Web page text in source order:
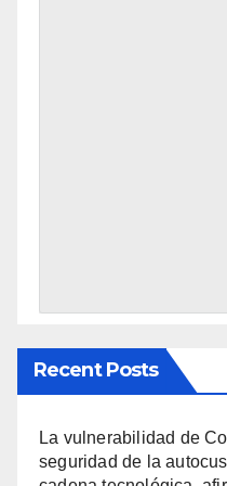
Recent Posts
La vulnerabilidad de
seguridad de la